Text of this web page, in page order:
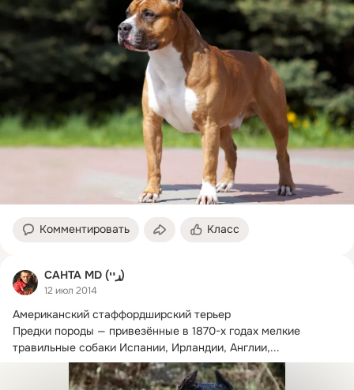
Комментировать Класс
САНТА MD (ړײ)
12 июл 2014
Американский стаффордширский терьер
Предки породы — привезённые в 1870-х годах мелкие
травильные собаки Испании, Ирландии, Англии,...